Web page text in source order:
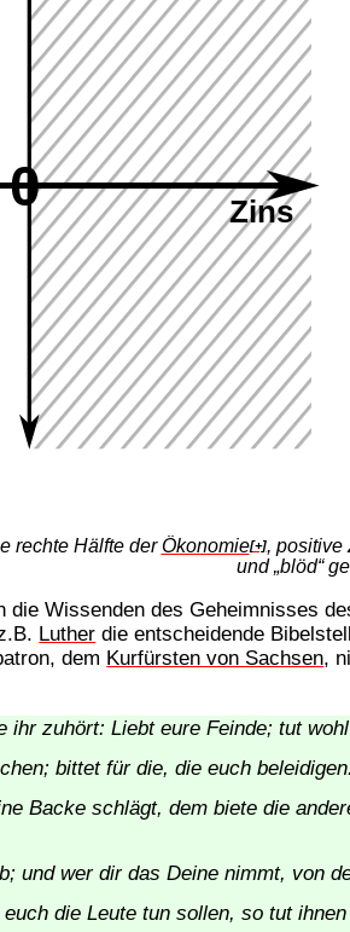
rechte Hälfte derÖkonomie[+], positive
und „blöd“
die Wissenden des Geheimnisses
Luther die entscheidende
dem Kurfürsten von Sachsen,
ihr zuhört: Liebt eure Feinde; tut
bittet für die, die euch beleidigen.
Backe schlägt, dem biete die
und wer dir das Deine nimmt, von
die Leute tun sollen, so tut